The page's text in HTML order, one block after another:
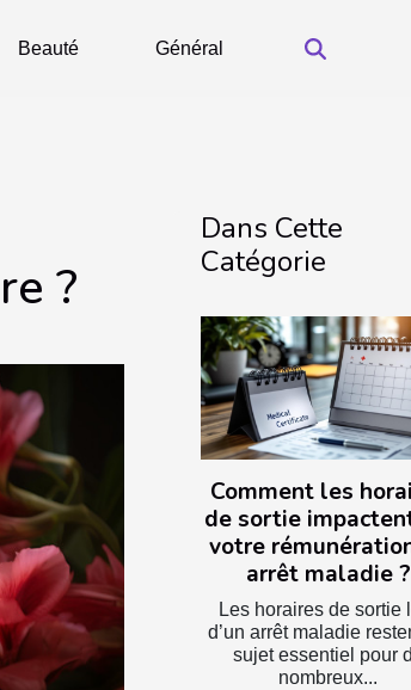
Beauté Général
?
Dans Cette
Catégorie
Comment les
de sortie
votre
arrêt maladie ?
Les horaires de sortie
d’un arrêt maladie
sujet essentiel pour
nombreux...